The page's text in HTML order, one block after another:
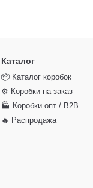
Каталог
📦 Каталог коробок
⚙️ Коробки на заказ
🏭 Коробки опт / B2B
🔥 Распродажа